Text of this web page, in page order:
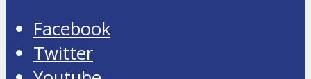
Facebook
Twitter